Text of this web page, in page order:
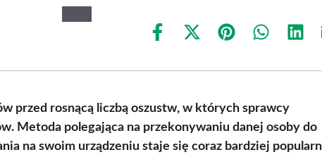
Share
Share
(Twitter)
Share Share Share
przed rosnącą liczbą oszustw, w których sprawcy
Metoda polegająca na przekonywaniu danej osoby do
na swoim urządzeniu staje się coraz bardziej